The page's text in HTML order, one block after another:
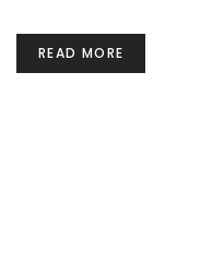
READ MORE